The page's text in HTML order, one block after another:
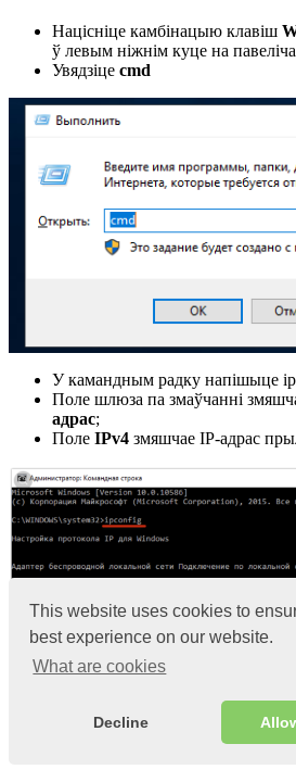
This website uses cookies to
best experience on our website.
What are cookies
Decline
Націсніце камбінацыю клавіш
ў левым ніжнім куце на
Увядзіце cmd
У камандным радку напішыце
Поле шлюза па змаўчанні
адрас;
Поле IPv4 змяшчае IP-адрас